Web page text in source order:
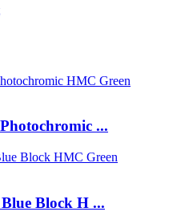
...
Block H ...